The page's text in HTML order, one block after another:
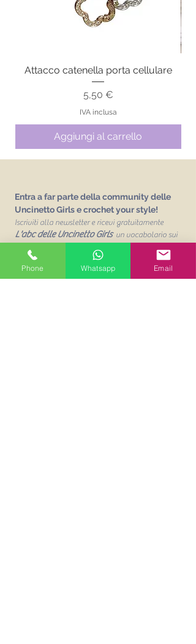
Attacco catenella porta cellulare
Prezzo
5,50 €
IVA inclusa
Aggiungi al carrello
Entra a far parte della community delle
Uncinetto Girls e crochet your style!
Iscriviti alla newsletter e ricevi gratuitamente
L'abc delle Uncinetto Girls un vocabolario sui
Email
Phone Whatsapp Email